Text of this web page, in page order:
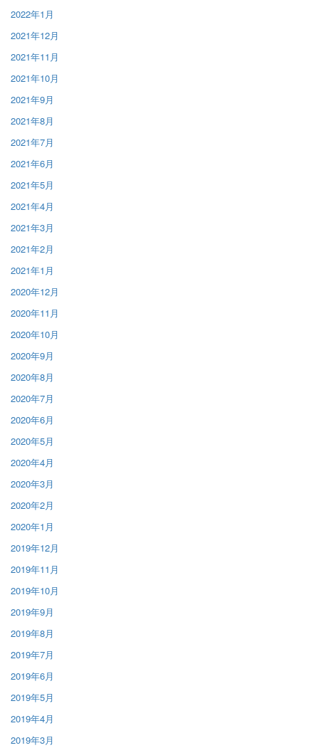
2022年1月
2021年12月
2021年11月
2021年10月
2021年9月
2021年8月
2021年7月
2021年6月
2021年5月
2021年4月
2021年3月
2021年2月
2021年1月
2020年12月
2020年11月
2020年10月
2020年9月
2020年8月
2020年7月
2020年6月
2020年5月
2020年4月
2020年3月
2020年2月
2020年1月
2019年12月
2019年11月
2019年10月
2019年9月
2019年8月
2019年7月
2019年6月
2019年5月
2019年4月
2019年3月